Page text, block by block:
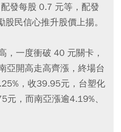
發每股 0.7 元等，配發
民信心推升股價上揚。
，一度衝破 40 元關卡，
亞開高走高齊漲，終場台
，收39.95元，台塑化
元，而南亞漲逾4.19%、